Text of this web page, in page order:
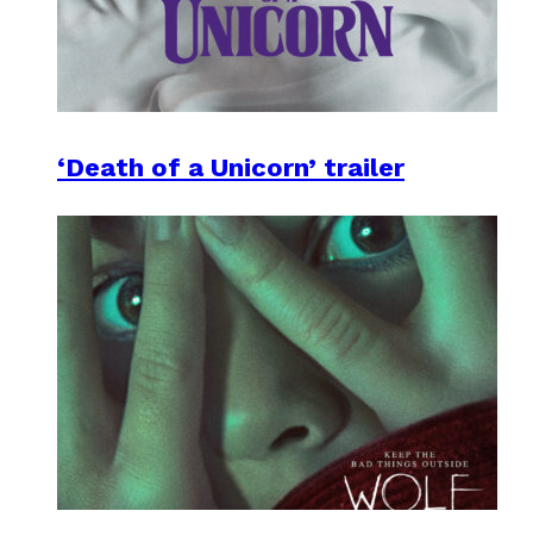
‘Death of a Unicorn’ trailer